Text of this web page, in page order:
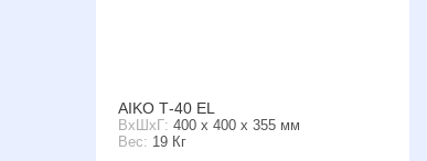
AIKO Т-40 EL
ВxШxГ: 400 x 400 x 355 мм
Вес: 19 Кг